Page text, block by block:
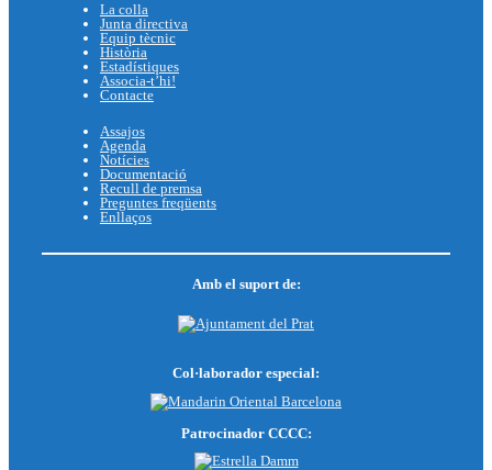
La colla
Junta directiva
Equip tècnic
Història
Estadístiques
Associa-t’hi!
Contacte
Assajos
Agenda
Notícies
Documentació
Recull de premsa
Preguntes freqüents
Enllaços
Amb el suport de:
Col·laborador especial:
Patrocinador CCCC: